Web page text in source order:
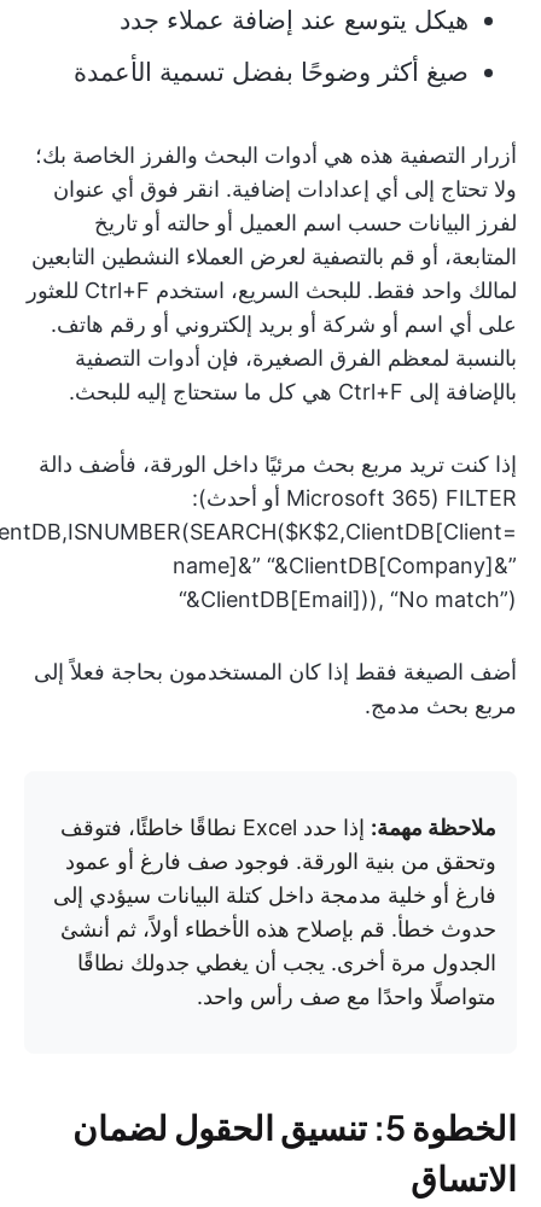
هيكل يتوسع عند إضافة عملاء جدد
صيغ أكثر وضوحًا بفضل تسمية الأعمدة
أزرار التصفية هذه هي أدوات البحث والفرز الخاصة بك؛
ولا تحتاج إلى أي إعدادات إضافية. انقر فوق أي عنوان
لفرز البيانات حسب اسم العميل أو حالته أو تاريخ
المتابعة، أو قم بالتصفية لعرض العملاء النشطين التابعين
لمالك واحد فقط. للبحث السريع، استخدم Ctrl+F للعثور
على أي اسم أو شركة أو بريد إلكتروني أو رقم هاتف.
بالنسبة لمعظم الفرق الصغيرة، فإن أدوات التصفية
بالإضافة إلى Ctrl+F هي كل ما ستحتاج إليه للبحث.
إذا كنت تريد مربع بحث مرئيًا داخل الورقة، فأضف دالة
FILTER (Microsoft 365 أو أحدث):
name]&” “&ClientDB[Company]&”
“&ClientDB[Email])), “No match”)
أضف الصيغة فقط إذا كان المستخدمون بحاجة فعلاً إلى
مربع بحث مدمج.
ملاحظة مهمة:
إذا حدد Excel نطاقًا خاطئًا، فتوقف
وتحقق من بنية الورقة. فوجود صف فارغ أو عمود
فارغ أو خلية مدمجة داخل كتلة البيانات سيؤدي إلى
حدوث خطأ. قم بإصلاح هذه الأخطاء أولاً، ثم أنشئ
الجدول مرة أخرى. يجب أن يغطي جدولك نطاقًا
متواصلًا واحدًا مع صف رأس واحد.
الخطوة 5: تنسيق الحقول لضمان
الاتساق